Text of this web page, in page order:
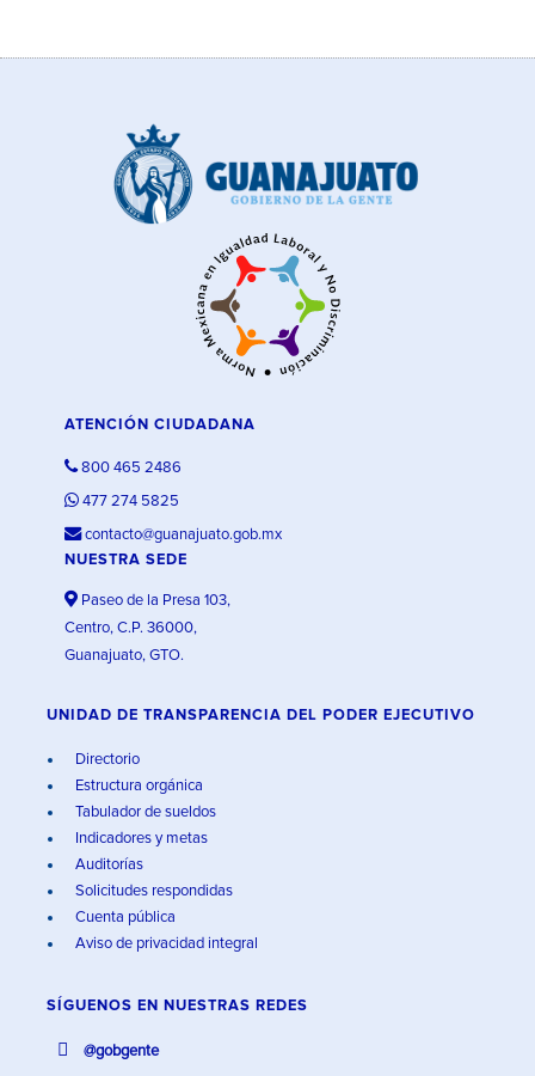
ATENCIÓN CIUDADANA
800 465 2486
477 274 5825
contacto@guanajuato.gob.mx
NUESTRA SEDE
Paseo de la Presa 103,
Centro, C.P. 36000,
Guanajuato, GTO.
UNIDAD DE TRANSPARENCIA DEL PODER EJECUTIVO
Directorio
Estructura orgánica
Tabulador de sueldos
Indicadores y metas
Auditorías
Solicitudes respondidas
Cuenta pública
Aviso de privacidad integral
SÍGUENOS EN NUESTRAS REDES
@gobgente